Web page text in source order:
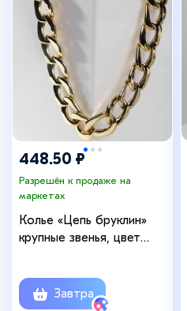
448.50 ₽
Разрешён к продаже на
маркетах
Колье «Цепь бруклин»
крупные звенья, цвет
Завтра